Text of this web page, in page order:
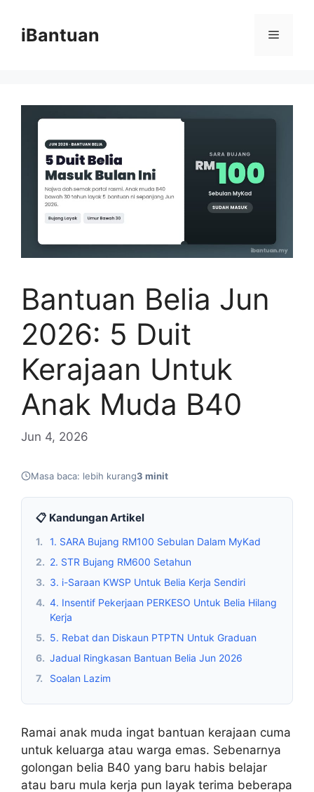
contentiBantuan Menu
Bantuan Belia Jun
2026: 5 Duit
Kerajaan Untuk
Anak Muda B40
Jun 4, 2026
Masa baca: lebih kurang3 minit
📋 Kandungan Artikel
1.
1. SARA Bujang RM100 Sebulan Dalam MyKad
2. 2. STR Bujang RM600 Setahun
3. 3. i-Saraan KWSP Untuk Belia Kerja Sendiri
4. 4. Insentif Pekerjaan PERKESO Untuk Belia Hilang
Kerja
5. 5. Rebat dan Diskaun PTPTN Untuk Graduan
6. Jadual Ringkasan Bantuan Belia Jun 2026
7.
Soalan Lazim
Ramai anak muda ingat bantuan kerajaan cuma
untuk keluarga atau warga emas. Sebenarnya
golongan belia B40 yang baru habis belajar
atau baru mula kerja pun layak terima beberapa